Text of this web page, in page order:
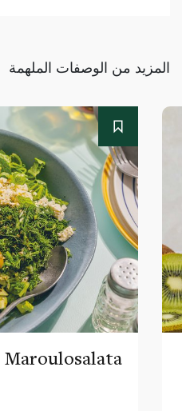
المزيد من الوصفات الملهمة
Maroulosalata